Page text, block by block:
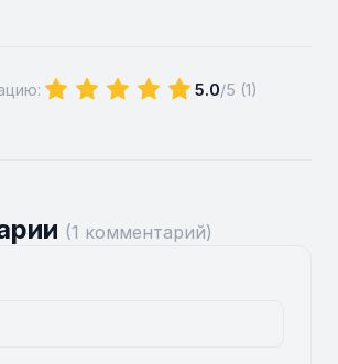
5.0/5 (1)
(1 комментарий)